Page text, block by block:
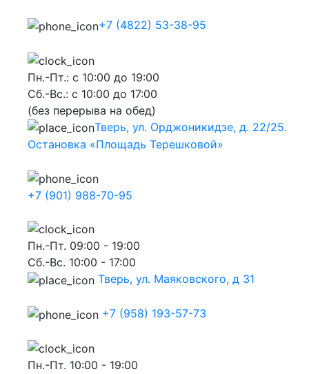
+7 (4822) 53-38-95
Пн.-Пт.: с 10:00 до 19:00
Сб.-Вс.: с 10:00 до 17:00
(без перерыва на обед)
Тверь, ул. Орджоникидзе, д. 22/25.
Остановка «Площадь Терешковой»
+7 (901) 988-70-95
Пн.-Пт. 09:00 - 19:00
Сб.-Вс. 10:00 - 17:00
Тверь, ул. Маяковского, д 31
+7 (958) 193-57-73
Пн.-Пт. 10:00 - 19:00